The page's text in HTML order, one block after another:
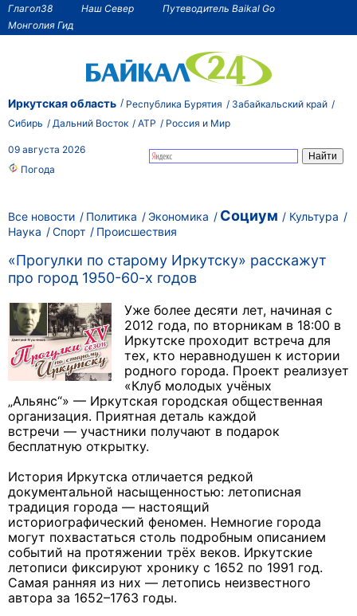
Глагол38 Наш Север
Путеводитель Baikal Go
Монголия Гид
Иркутская область Республика Бурятия
Забайкальский край
Сибирь
Дальний Восток АТР Россия и Мир
09 августа 2026
Погода
Все новости Политика Экономика Социум
Культура
Наука
Спорт Происшествия
«Прогулки по старому Иркутску» расскажут
про город 1950-60-х годов
Уже более десяти лет, начиная с
2012 года, по вторникам в 18:00 в
Иркутске проходит встреча для
тех, кто неравнодушен к истории
родного города. Проект реализует
«Клуб молодых учёных
„Альянс“» — Иркутская городская общественная
организация. Приятная деталь каждой
встречи — участники получают в подарок
бесплатную открытку.
История Иркутска отличается редкой
документальной насыщенностью: летописная
традиция города — настоящий
историографический феномен. Немногие города
могут похвастаться столь подробным описанием
событий на протяжении трёх веков. Иркутские
летописи фиксируют хронику с 1652 по 1991 год.
Самая ранняя из них — летопись неизвестного
автора за 1652–1763 годы.